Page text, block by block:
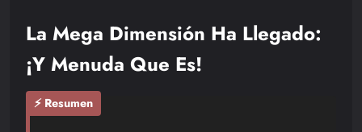
La Mega Dimensión Ha Llegado:
¡Y Menuda Que Es!
⚡ Resumen